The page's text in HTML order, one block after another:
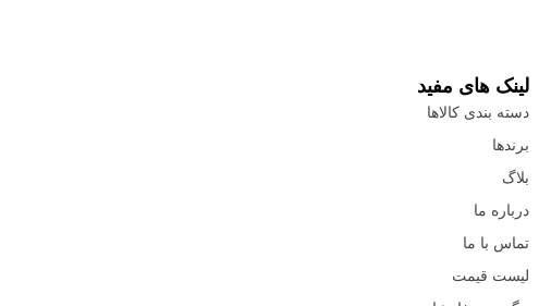
لینک های مفید
دسته بندی کالاها
برندها
بلاگ
درباره ما
تماس با ما
لیست قیمت